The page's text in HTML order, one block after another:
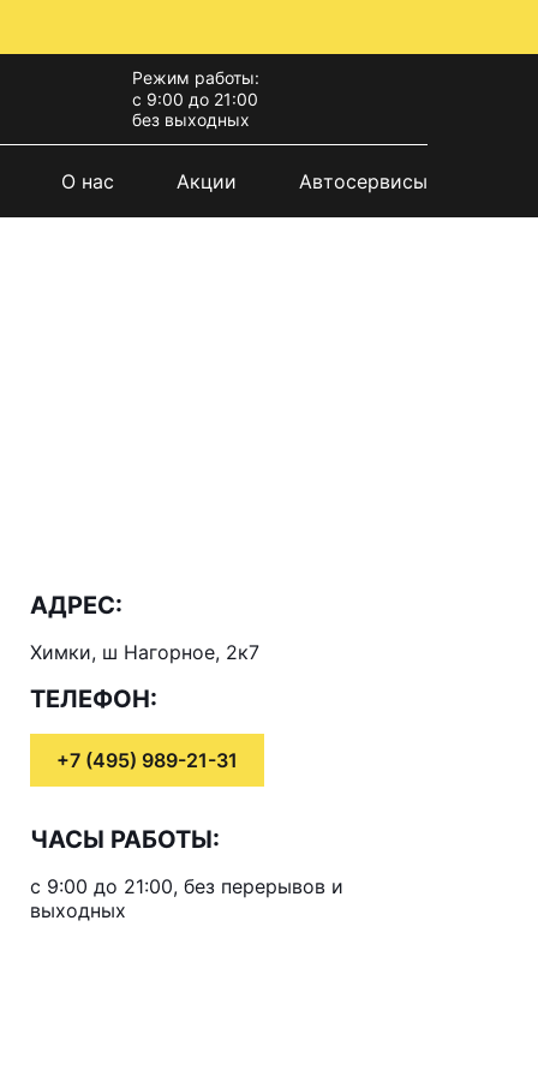
Режим работы:
с 9:00 до 21:00
без выходных
О нас Акции Автосервисы
АДРЕС:
Химки, ш Нагорное, 2к7
ТЕЛЕФОН:
+7 (495) 989-21-31
ЧАСЫ РАБОТЫ:
с 9:00 до 21:00, без перерывов и
выходных